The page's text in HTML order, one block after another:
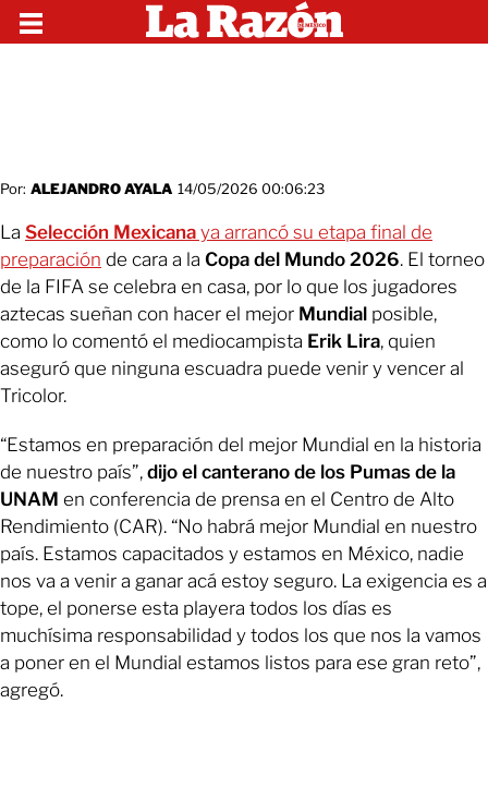
Por: ALEJANDRO AYALA 14/05/2026 00:06:23
La Selección Mexicana ya arrancó su etapa final de
preparación de cara a la Copa del Mundo 2026. El torneo
de la FIFA se celebra en casa, por lo que los jugadores
aztecas sueñan con hacer el mejor Mundial posible,
como lo comentó el mediocampista Erik Lira, quien
aseguró que ninguna escuadra puede venir y vencer al
Tricolor.
“Estamos en preparación del mejor Mundial en la historia
de nuestro país”, dijo el canterano de los Pumas de la
UNAM en conferencia de prensa en el Centro de Alto
Rendimiento (CAR). “No habrá mejor Mundial en nuestro
país. Estamos capacitados y estamos en México, nadie
nos va a venir a ganar acá estoy seguro. La exigencia es a
tope, el ponerse esta playera todos los días es
muchísima responsabilidad y todos los que nos la vamos
a poner en el Mundial estamos listos para ese gran reto”,
agregó.